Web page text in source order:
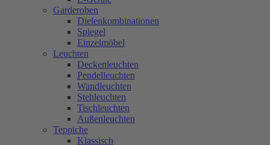
Garderoben
Dielenkombinationen
Spiegel
Einzelmöbel
Leuchten
Deckenleuchten
Pendelleuchten
Wandleuchten
Stehleuchten
Tischleuchten
Außenleuchten
Teppiche
Klassisch